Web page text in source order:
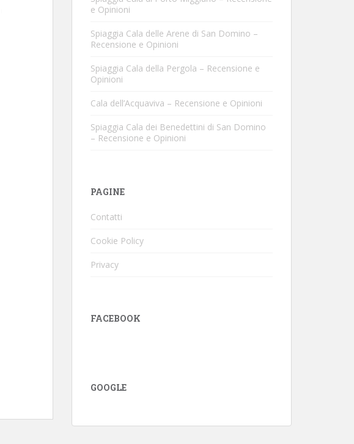
e Opinioni
Spiaggia Cala delle Arene di San Domino –
Recensione e Opinioni
Spiaggia Cala della Pergola – Recensione e
Opinioni
Cala dell’Acquaviva – Recensione e Opinioni
Spiaggia Cala dei Benedettini di San Domino
– Recensione e Opinioni
PAGINE
Contatti
Cookie Policy
Privacy
FACEBOOK
GOOGLE